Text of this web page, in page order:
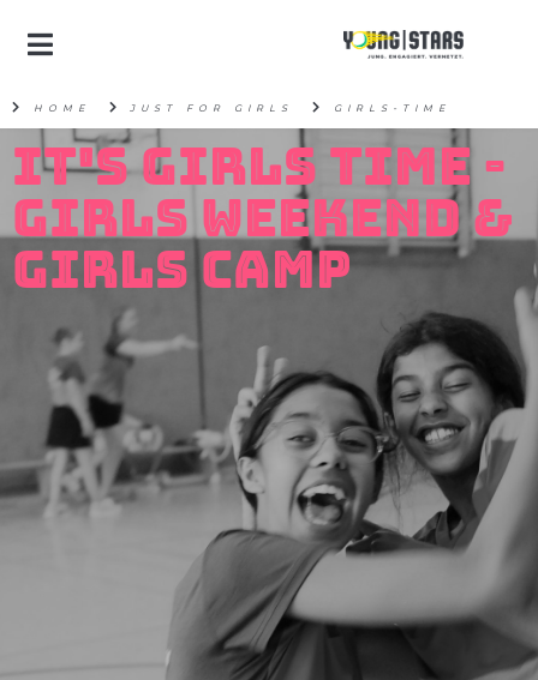
HOME JUST FOR GIRLS GIRLS-TIME
IT'S GIRLS TIME -
GIRLS WEEKEND &
GIRLS CAMP